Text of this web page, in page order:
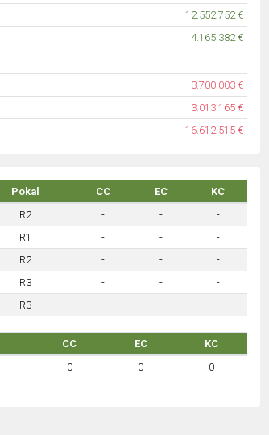
12.552.752 €
4.165.382 €
3.700.003 €
3.013.165 €
16.612.515 €
Pokal CC EC
KC
R2 - -
-
R1 - -
-
R2 - -
-
R3 - -
-
R3 - - -
CC EC
KC
0 0 0